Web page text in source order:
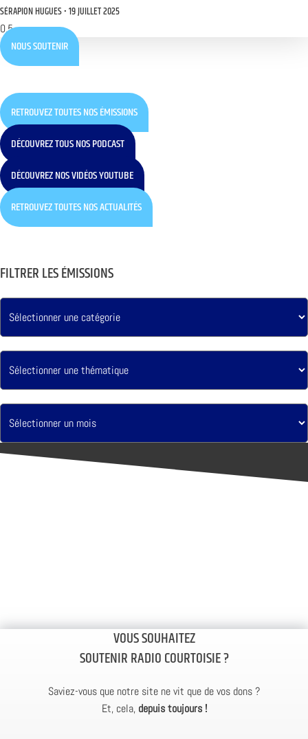
SÉRAPION HUGUES 19 JUILLET 2025
NOUS SOUTENIR
RETROUVEZ TOUTES NOS ÉMISSIONS
DÉCOUVREZ TOUS NOS PODCAST
DÉCOUVREZ NOS VIDÉOS YOUTUBE
RETROUVEZ TOUTES NOS ACTUALITÉS
FILTRER LES ÉMISSIONS
VOUS SOUHAITEZ
SOUTENIR RADIO COURTOISIE ?
Saviez-vous que notre site ne vit que de vos dons ?
Et, cela, depuis toujours !